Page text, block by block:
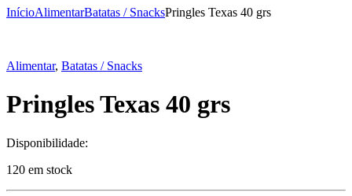
InícioAlimentarBatatas / SnacksPringles Texas 40 grs
Alimentar, Batatas / Snacks
Pringles Texas 40 grs
Disponibilidade:
120 em stock